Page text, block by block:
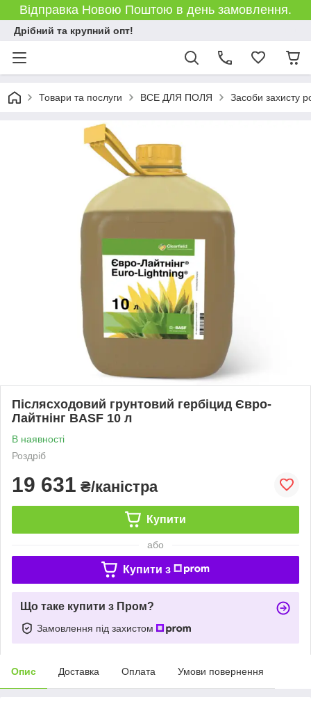
Відправка Новою Поштою в день замовлення.
Дрібний та крупний опт!
Товари та послуги ВСЕ ДЛЯ ПОЛЯ Засоби захисту
Післясходовий грунтовий гербіцид Євро-
Лайтнінг BASF 10 л
В наявності
Роздріб
19 631 ₴/каністра
Купити
або
Купити з
Що таке купити з Пром?
Замовлення під захистом
Опис Доставка Оплата Умови повернення